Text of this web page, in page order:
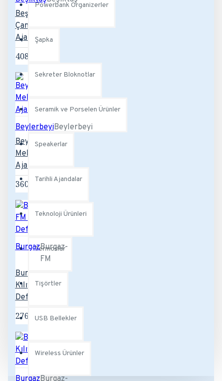
Powerbank Organizerler
Şapka
Sekreter Bloknotlar
Seramik ve Porselen Ürünler
Speakerlar
Tarihli Ajandalar
Teknoloji Ürünleri
Termoslar
Tişörtler
USB Bellekler
Wireless Ürünler
Beşiktaş
Çantalı
Ajanda
408,00TL
BeylerbeyiBeylerbeyi
Beylerbeyi
Mekanizmalı
Ajanda
360,00TL
BurgazBurgaz-
FM
Burgaz-FM
Kılıflı
Defter
276,00TL
Burgaz Burgaz-